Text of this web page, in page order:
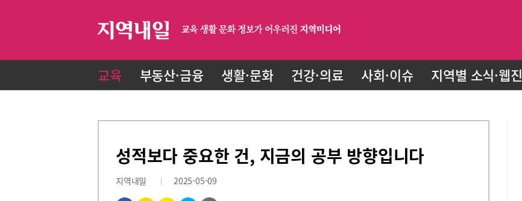
교육 부동산·금융 생활·문화 건강·의료 사회·이슈 지역별 소식·웹진
성적보다 중요한 건, 지금의 공부 방향입니다
지역내일 2025-05-09